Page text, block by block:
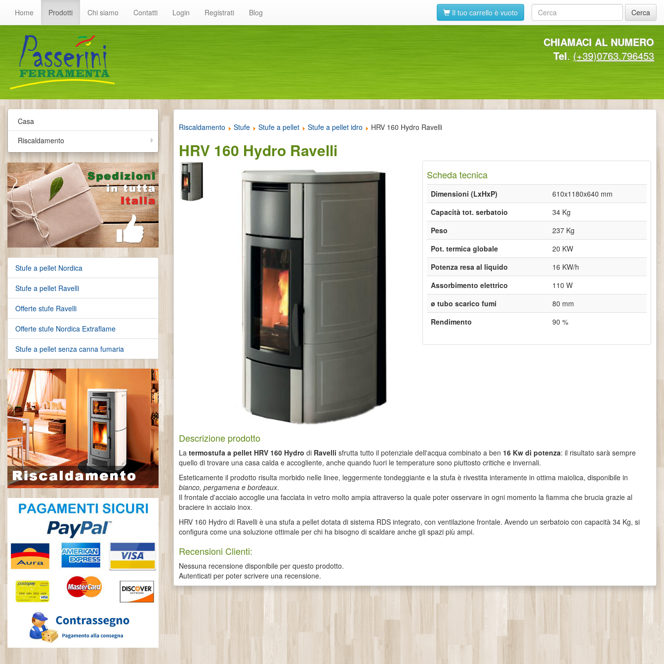
Cerca
Home Prodotti Chi siamo Contatti Login Registrati Blog Il tuo carrello è vuoto
CHIAMACI AL NUMERO
Tel. (+39)0763.796453
Casa
Riscaldamento
Stufe a pellet Nordica
Stufe a pellet Ravelli
Offerte stufe Ravelli
Offerte stufe Nordica Extraflame
Stufe a pellet senza canna fumaria
Riscaldamento Stufe Stufe a pellet Stufe a pellet idro HRV 160 Hydro Ravelli
HRV 160 Hydro Ravelli
Scheda tecnica
Dimensioni (LxHxP)
610x1180x640 mm
Capacità tot. serbatoio
34 Kg
Peso
237 Kg
Pot. termica globale
20 KW
Potenza resa al liquido
16 KW/h
Assorbimento elettrico
110 W
ø tubo scarico fumi
80 mm
Rendimento
90 %
Descrizione prodotto
La termostufa a pellet HRV 160 Hydro di Ravelli sfrutta tutto il potenziale dell'acqua combinato a ben 16 Kw di potenza: il risultato sarà sempre
quello di trovare una casa calda e accogliente, anche quando fuori le temperature sono piuttosto critiche e invernali.
Esteticamente il prodotto risulta morbido nelle linee, leggermente tondeggiante e la stufa è rivestita interamente in ottima maiolica, disponibile in
bianco, pergamena e bordeaux.
Il frontale d'acciaio accoglie una facciata in vetro molto ampia attraverso la quale poter osservare in ogni momento la fiamma che brucia grazie al
braciere in acciaio inox.
HRV 160 Hydro di Ravelli è una stufa a pellet dotata di sistema RDS integrato, con ventilazione frontale. Avendo un serbatoio con capacità 34 Kg, si
configura come una soluzione ottimale per chi ha bisogno di scaldare anche gli spazi più ampi.
Recensioni Clienti:
Nessuna recensione disponibile per questo prodotto.
Autenticati per poter scrivere una recensione.